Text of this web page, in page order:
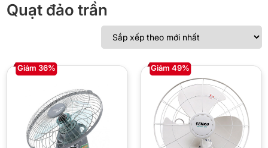
Quạt đảo trần
Giảm 36% Giảm 49%